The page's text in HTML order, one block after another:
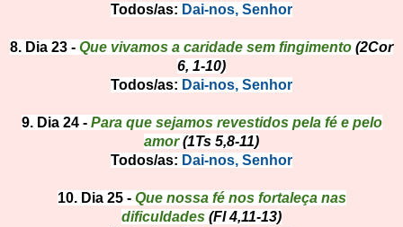
Todos/as: Dai-nos, Senhor
8. Dia 23 - Que vivamos a caridade sem fingimento (2Cor
6, 1-10)
Todos/as: Dai-nos, Senhor
9. Dia 24 - Para que sejamos revestidos pela fé e pelo
amor(1Ts 5,8-11)
Todos/as: Dai-nos, Senhor
10. Dia 25 - Que nossa fé nos fortaleça nas
dificuldades (Fl 4,11-13)